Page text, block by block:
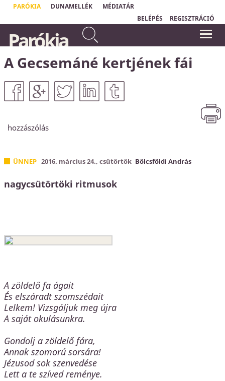
PARÓKIA DUNAMELLÉK
MÉDIATÁR
BELÉPÉS
REGISZTRÁCIÓ
Te pedig amikor imádkozol,
menj be a belső szobádba, és
ajtódat bezárva imádkozzál
Máté 6,6a
Parókia
A Gecsemáné kertjének fái
hozzászólás
ÜNNEP 2016. március 24., csütörtök Bölcsföldi András
nagycsütörtöki ritmusok
A zöldelő fa ágait
És elszáradt szomszédait
Lelkem! Vizsgáljuk meg újra
A saját okulásunkra.
Gondolj a zöldelő fára,
Annak szomorú sorsára!
Jézusod sok szenvedése
Lett a te szíved reménye.